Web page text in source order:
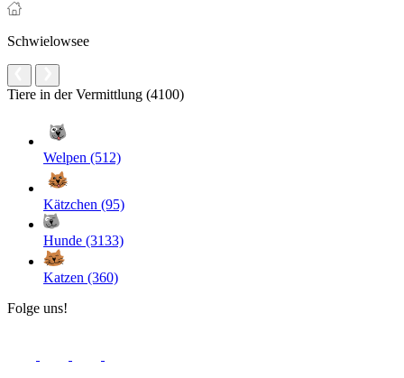
Schwielowsee
Tiere in der Vermittlung (4100)
Welpen (512)
Kätzchen (95)
Hunde (3133)
Katzen (360)
Folge uns!